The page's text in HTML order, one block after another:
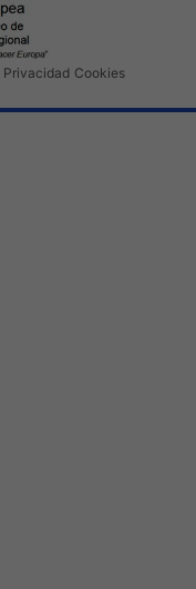
Privacidad Cookies